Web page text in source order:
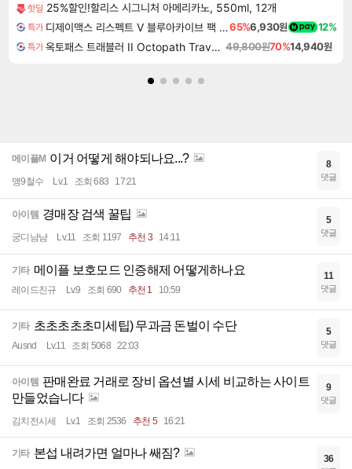
핫딜 25%할인!할리스 시그니처 아메리카노, 550ml, 12개
특가 디제이맥스 리스펙트 V 블루아카이브 팩 DJMAX RESPECT V Blue Archive Pack DLC65%6,930원 12%
특가 옥토패스 트래블러 II Octopath Traveler II 49,800원70%14,940원
메이플M 이거 어떻게 해야되나요...?
맹9철수 Lv.1 조회 683 17:21
8
댓글
아이템 경매장 검색 꿀팁
궁디냠냠 Lv.11 조회 1197 추천 3 14:11
5
댓글
기타 메이플 보호모드 인증해제 어떻게하나요
레이드친규 Lv.9 조회 690 추천 1 10:59
11
댓글
기타 초초초초초미세팁) 무과금 돈벌이 수단
Ausnd Lv.11 조회 5068 22:03
5
댓글
아이템 판매완료 거래로 장비 옵션별 시세 비교하는 사이트
만들었습니다
김치전시세 Lv.1 조회 2536 추천 5 16:21
9
댓글
기타 본섭 내려가면 얼마나 쌔짐? 36